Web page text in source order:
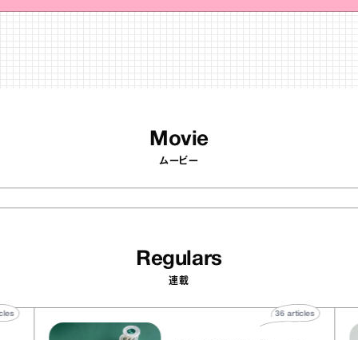
Movie
ムービー
Regulars
連載
40articles 36articles